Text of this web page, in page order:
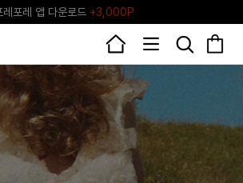
포레♥ 포레포레 공식 리세일 마켓